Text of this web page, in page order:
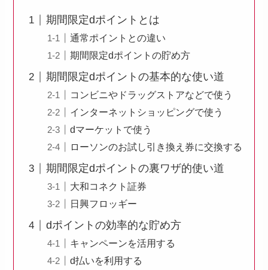
期間限定dポイントとは
通常ポイントとの違い
期間限定dポイントの貯め方
期間限定dポイントの基本的な使い道
コンビニやドラッグストアなどで使う
インターネットショッピングで使う
dマーケットで使う
ローソンのお試し引き換え券に交換する
期間限定dポイントの裏ワザ的使い道
大和コネクト証券
日興フロッギー
dポイントの効率的な貯め方
キャンペーンを活用する
d払いを利用する